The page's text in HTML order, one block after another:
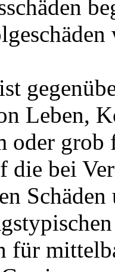
Leben,
oder grob
die bei
für